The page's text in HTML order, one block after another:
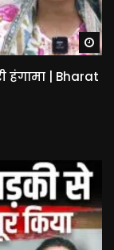
हंगामा | Bharat